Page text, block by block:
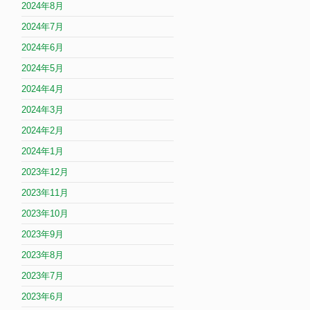
2024年8月
2024年7月
2024年6月
2024年5月
2024年4月
2024年3月
2024年2月
2024年1月
2023年12月
2023年11月
2023年10月
2023年9月
2023年8月
2023年7月
2023年6月